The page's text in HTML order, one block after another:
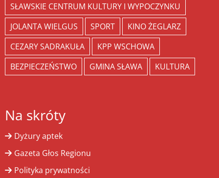
SŁAWSKIE CENTRUM KULTURY I WYPOCZYNKU
JOLANTA WIELGUS
SPORT
KINO ŻEGLARZ
CEZARY SADRAKUŁA
KPP WSCHOWA
BEZPIECZEŃSTWO
GMINA SŁAWA KULTURA
Na skróty
Dyżury aptek
Gazeta Głos Regionu
Polityka prywatności